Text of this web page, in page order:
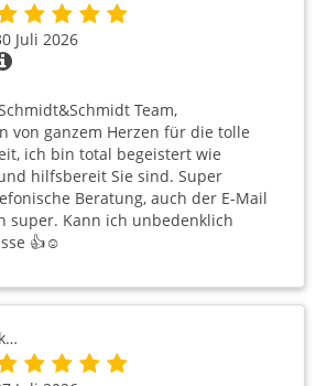
Juli 2026
Team,
von ganzem Herzen für die tolle
ich bin total begeistert wie
hilfsbereit Sie sind. Super
Beratung, auch der E-Mail
super. Kann ich unbedenklich
👍☺️